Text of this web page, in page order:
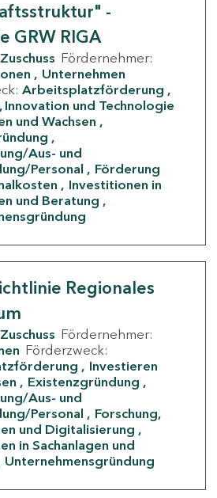
-
GRW RIGA
Zuschuss Fördernehmer:
Unternehmen
Arbeitsplatzförderung
Innovation und Technologie
und Wachsen
Aus- und
Personal
Förderung
Investitionen in
und Beratung
Regionales
Zuschuss Fördernehmer:
Förderzweck:
Investieren
Existenzgründung
Aus- und
Personal
Forschung,
und Digitalisierung
in Sachanlagen und
Unternehmensgründung